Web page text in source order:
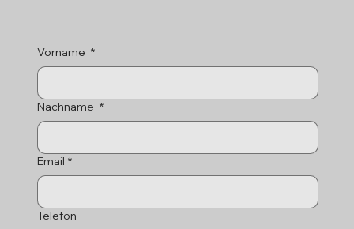
Vorname *
Nachname *
Email *
Telefon